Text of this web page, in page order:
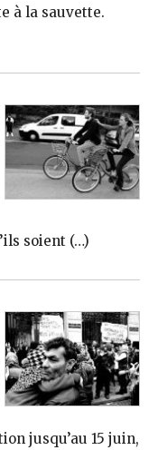
à la sauvette.
soient (…)
jusqu’au 15 juin,